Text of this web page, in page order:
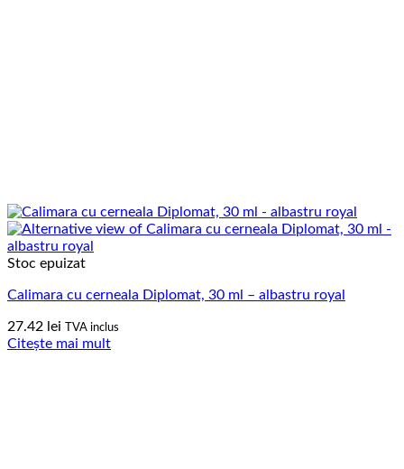
Stoc epuizat
Calimara cu cerneala Diplomat, 30 ml – albastru royal
27.42 lei TVA inclus
Citește mai mult